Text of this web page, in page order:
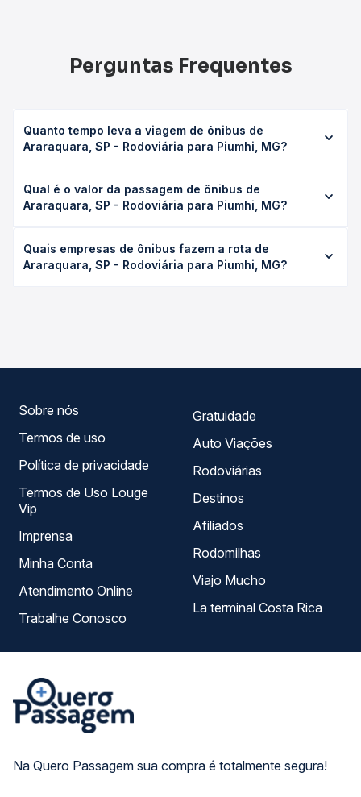
Perguntas Frequentes
Quanto tempo leva a viagem de ônibus de
Araraquara, SP - Rodoviária para Piumhi, MG?
Piumhi, MG leva em média 7h 53min, podendo variar
conforme a viação, o tipo de serviço (convencional,
duração exata de cada opção na data desejada.
Qual é o valor da passagem de ônibus de
Araraquara, SP - Rodoviária para Piumhi, MG?
Rodoviária para Piumhi, MG custa em média R$ 239,61 e
varia conforme a data da viagem, a empresa, o tipo de
Quais empresas de ônibus fazem a rota de
Araraquara, SP - Rodoviária para Piumhi, MG?
Na Quero Passagem sua compra é totalmente segura!
Sobre nós
Termos de uso
Política de privacidade
Termos de Uso Louge
Vip
Imprensa
Minha Conta
Atendimento Online
Trabalhe Conosco
Gratuidade
Auto Viações
Rodoviárias
Destinos
Afiliados
Rodomilhas
Viajo Mucho
La terminal Costa Rica